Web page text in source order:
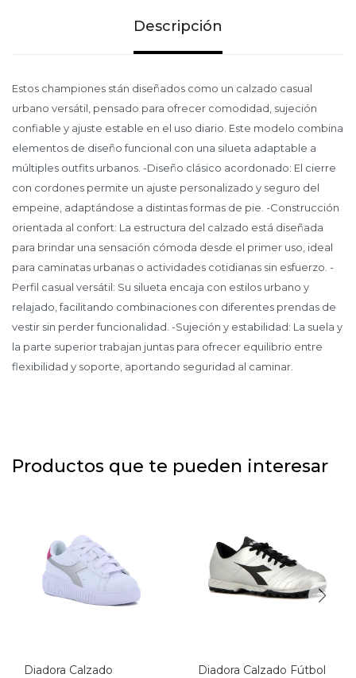
Descripción
Estos championes stán diseñados como un calzado casual
urbano versátil, pensado para ofrecer comodidad, sujeción
confiable y ajuste estable en el uso diario. Este modelo combina
elementos de diseño funcional con una silueta adaptable a
múltiples outfits urbanos. -Diseño clásico acordonado: El cierre
con cordones permite un ajuste personalizado y seguro del
empeine, adaptándose a distintas formas de pie. -Construcción
orientada al confort: La estructura del calzado está diseñada
para brindar una sensación cómoda desde el primer uso, ideal
para caminatas urbanas o actividades cotidianas sin esfuerzo. -
Perfil casual versátil: Su silueta encaja con estilos urbano y
relajado, facilitando combinaciones con diferentes prendas de
vestir sin perder funcionalidad. -Sujeción y estabilidad: La suela y
la parte superior trabajan juntas para ofrecer equilibrio entre
flexibilidad y soporte, aportando seguridad al caminar.
Productos que te pueden interesar
Diadora Calzado
Diadora Calzado Fútbol